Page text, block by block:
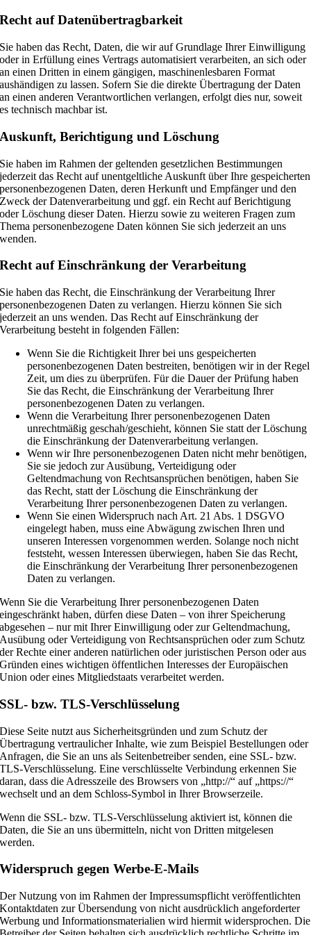
Recht auf Daten­übertrag­barkeit
Sie haben das Recht, Daten, die wir auf Grundlage Ihrer Einwilligung
oder in Erfüllung eines Vertrags automatisiert verarbeiten, an sich oder
an einen Dritten in einem gängigen, maschinenlesbaren Format
aushändigen zu lassen. Sofern Sie die direkte Übertragung der Daten
an einen anderen Verantwortlichen verlangen, erfolgt dies nur, soweit
es technisch machbar ist.
Auskunft, Berichtigung und Löschung
Sie haben im Rahmen der geltenden gesetzlichen Bestimmungen
jederzeit das Recht auf unentgeltliche Auskunft über Ihre gespeicherten
personenbezogenen Daten, deren Herkunft und Empfänger und den
Zweck der Datenverarbeitung und ggf. ein Recht auf Berichtigung
oder Löschung dieser Daten. Hierzu sowie zu weiteren Fragen zum
Thema personenbezogene Daten können Sie sich jederzeit an uns
wenden.
Recht auf Einschränkung der Verarbeitung
Sie haben das Recht, die Einschränkung der Verarbeitung Ihrer
personenbezogenen Daten zu verlangen. Hierzu können Sie sich
jederzeit an uns wenden. Das Recht auf Einschränkung der
Verarbeitung besteht in folgenden Fällen:
Wenn Sie die Richtigkeit Ihrer bei uns gespeicherten
personenbezogenen Daten bestreiten, benötigen wir in der Regel
Zeit, um dies zu überprüfen. Für die Dauer der Prüfung haben
Sie das Recht, die Einschränkung der Verarbeitung Ihrer
personenbezogenen Daten zu verlangen.
Wenn die Verarbeitung Ihrer personenbezogenen Daten
unrechtmäßig geschah/geschieht, können Sie statt der Löschung
die Einschränkung der Datenverarbeitung verlangen.
Wenn wir Ihre personenbezogenen Daten nicht mehr benötigen,
Sie sie jedoch zur Ausübung, Verteidigung oder
Geltendmachung von Rechtsansprüchen benötigen, haben Sie
das Recht, statt der Löschung die Einschränkung der
Verarbeitung Ihrer personenbezogenen Daten zu verlangen.
Wenn Sie einen Widerspruch nach Art. 21 Abs. 1 DSGVO
eingelegt haben, muss eine Abwägung zwischen Ihren und
unseren Interessen vorgenommen werden. Solange noch nicht
feststeht, wessen Interessen überwiegen, haben Sie das Recht,
die Einschränkung der Verarbeitung Ihrer personenbezogenen
Daten zu verlangen.
Wenn Sie die Verarbeitung Ihrer personenbezogenen Daten
eingeschränkt haben, dürfen diese Daten – von ihrer Speicherung
abgesehen – nur mit Ihrer Einwilligung oder zur Geltendmachung,
Ausübung oder Verteidigung von Rechtsansprüchen oder zum Schutz
der Rechte einer anderen natürlichen oder juristischen Person oder aus
Gründen eines wichtigen öffentlichen Interesses der Europäischen
Union oder eines Mitgliedstaats verarbeitet werden.
SSL- bzw. TLS-Verschlüsselung
Diese Seite nutzt aus Sicherheitsgründen und zum Schutz der
Übertragung vertraulicher Inhalte, wie zum Beispiel Bestellungen oder
Anfragen, die Sie an uns als Seitenbetreiber senden, eine SSL- bzw.
TLS-Verschlüsselung. Eine verschlüsselte Verbindung erkennen Sie
daran, dass die Adresszeile des Browsers von „http://“ auf „https://“
wechselt und an dem Schloss-Symbol in Ihrer Browserzeile.
Wenn die SSL- bzw. TLS-Verschlüsselung aktiviert ist, können die
Daten, die Sie an uns übermitteln, nicht von Dritten mitgelesen
werden.
Widerspruch gegen Werbe-E-Mails
Der Nutzung von im Rahmen der Impressumspflicht veröffentlichten
Kontaktdaten zur Übersendung von nicht ausdrücklich angeforderter
Werbung und Informationsmaterialien wird hiermit widersprochen. Die